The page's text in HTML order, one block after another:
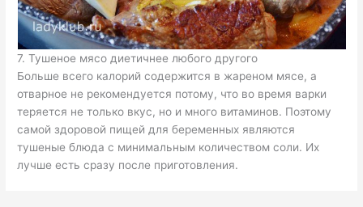
7. Тушеное мясо диетичнее любого другого
Больше всего калорий содержится в жареном мясе, а
отварное не рекомендуется потому, что во время варки
теряется не только вкус, но и много витаминов. Поэтому
самой здоровой пищей для беременных являются
тушеные блюда с минимальным количеством соли. Их
лучше есть сразу после приготовления.